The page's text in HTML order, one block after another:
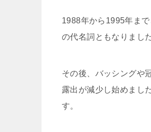
1988年から1995年ま
の代名詞ともなりました
その後、バッシングや
露出が減少し始めまし
す。